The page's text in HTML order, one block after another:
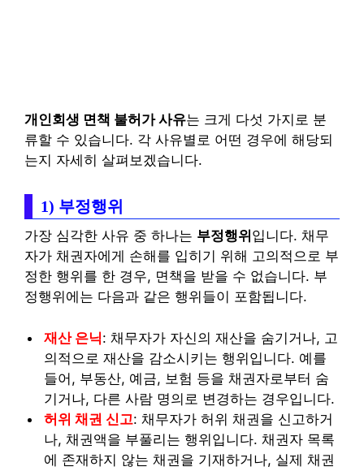
개인회생 면책 불허가 사유는 크게 다섯 가지로 분
류할 수 있습니다. 각 사유별로 어떤 경우에 해당되
는지 자세히 살펴보겠습니다.
1) 부정행위
가장 심각한 사유 중 하나는 부정행위 입니다. 채무
자가 채권자에게 손해를 입히기 위해 고의적으로 부
정한 행위를 한 경우, 면책을 받을 수 없습니다. 부
정행위에는 다음과 같은 행위들이 포함됩니다.
재산 은닉: 채무자가 자신의 재산을 숨기거나, 고
의적으로 재산을 감소시키는 행위입니다. 예를
들어, 부동산, 예금, 보험 등을 채권자로부터 숨
기거나, 다른 사람 명의로 변경하는 경우입니다.
허위 채권 신고: 채무자가 허위 채권을 신고하거
나, 채권액을 부풀리는 행위입니다. 채권자 목록
에 존재하지 않는 채권을 기재하거나, 실제 채권